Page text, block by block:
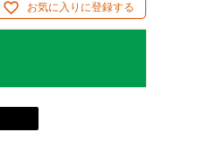
お気に入りに登録する